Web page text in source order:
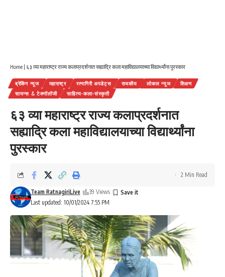
Home | ६३ व्या महाराष्ट्र राज्य कलाप्रदर्शनात सह्याद्रि कला महाविद्यालयाच्या विद्यार्थ्यांना पुरस्कार
ब्रेकिंग न्यूज महाराष्ट्र रत्नागिरी अपडेट्स राजकीय लोकल न्यूज
शिक्षण
सायन्स & टेक्नॉलॉजी
साहित्य-कला-संस्कृती
६३ व्या महाराष्ट्र राज्य कलाप्रदर्शनात
सह्याद्रि कला महाविद्यालयाच्या विद्यार्थ्यांना
पुरस्कार
Last updated: 10/01/2024 7:55 PM
Team RatnagiriLive 39 Views
2 Min Read